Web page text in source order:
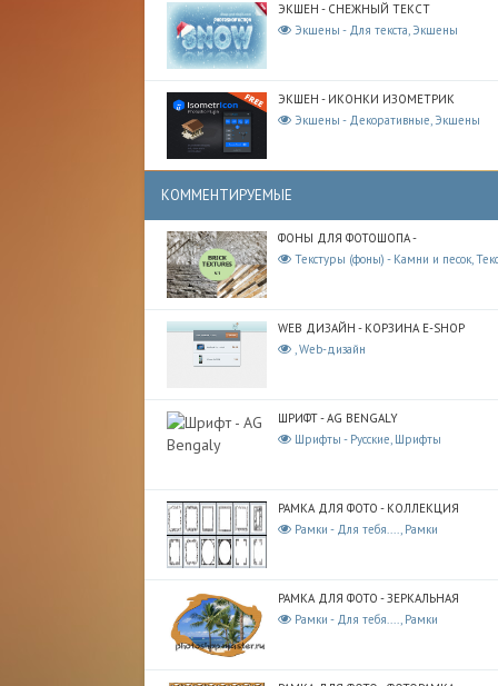
ЭКШЕН - СНЕЖНЫЙ ТЕКСТ
Экшены - Для текста, Экшены
ЭКШЕН - ИКОНКИ ИЗОМЕТРИК
Экшены - Декоративные, Экшены
КОММЕНТИРУЕМЫЕ
ФОНЫ ДЛЯ ФОТОШОПА -
Текстуры (фоны) - Камни и песок,
WEB ДИЗАЙН - КОРЗИНА E-SHOP
, Web-дизайн
ШРИФТ - AG BENGALY
Шрифты - Русские, Шрифты
РАМКА ДЛЯ ФОТО - КОЛЛЕКЦИЯ
Рамки - Для тебя...., Рамки
РАМКА ДЛЯ ФОТО - ЗЕРКАЛЬНАЯ
Рамки - Для тебя...., Рамки